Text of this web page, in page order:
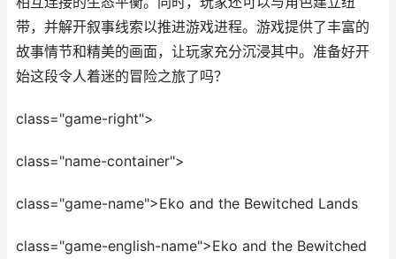
带，并解开叙事线索以推进游戏进程。游戏提供了丰富的
故事情节和精美的画面，让玩家充分沉浸其中。准备好开
始这段令人着迷的冒险之旅了吗？
class="game-right">
class="name-container">
class="game-name">Eko and the Bewitched Lands
class="game-english-name">Eko and the Bewitched